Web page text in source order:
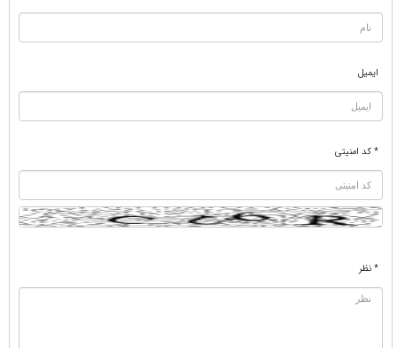
ایمیل
* کد امنیتی
* نظر